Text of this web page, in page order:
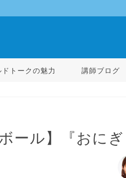
ドトークの魅力 講師ブログ
ール】『おに